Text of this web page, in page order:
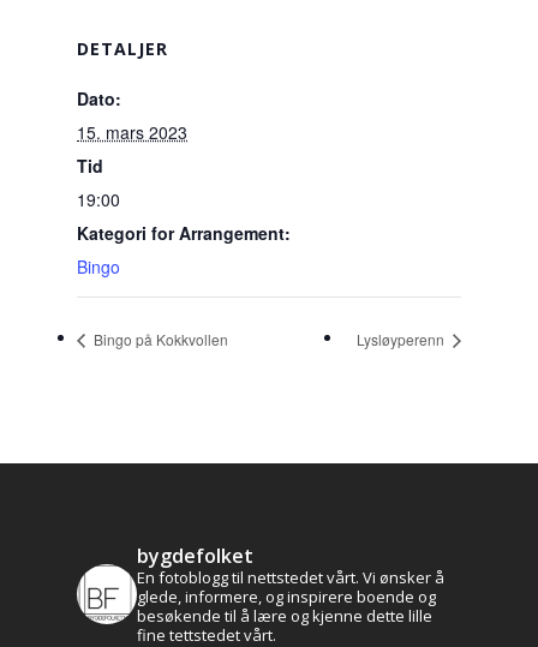
DETALJER
Dato:
15. mars 2023
Tid
19:00
Kategori for Arrangement:
Bingo
Bingo på Kokkvollen Lysløyperenn
bygdefolket
En fotoblogg til nettstedet vårt. Vi ønsker å
glede, informere, og inspirere boende og
besøkende til å lære og kjenne dette lille
fine tettstedet vårt.